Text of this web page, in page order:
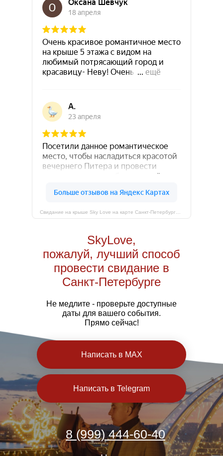
SkyLove,
пожалуй, лучший способ
провести свидание в
Санкт-Петербурге
Не медлите - проверьте доступные
даты для вашего события.
Прямо сейчас!
Написать в MAX
Написать в Telegram
8 (999) 444-60-40